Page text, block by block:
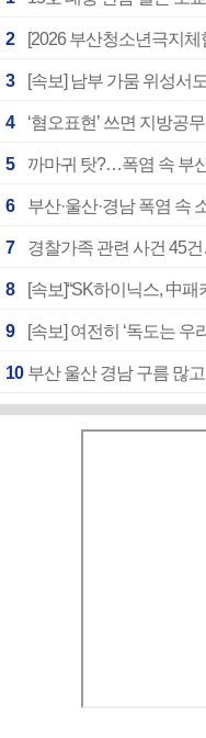
2
3 [속보] 남부 가뭄 위성서
4 ‘혐오표현’ 쓰면 지방공
5 까마귀 탓?…폭염 속 부
6 부산·울산·경남 폭염 속
7 경찰가족 관련 사건 45
8 [속보]“SK하이닉스, 中
9
10